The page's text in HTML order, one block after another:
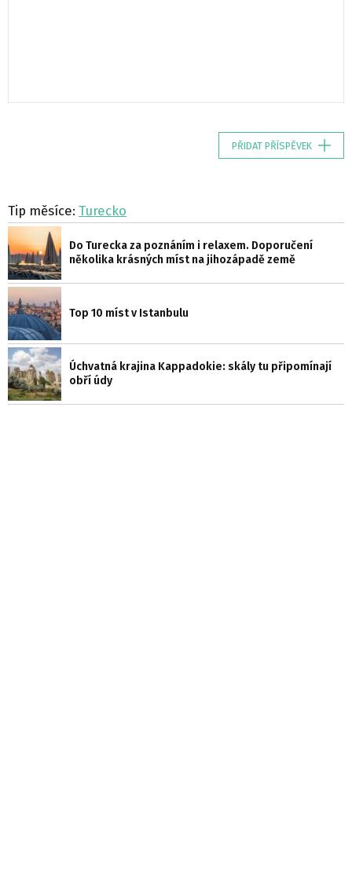
PŘIDAT PŘÍSPĚVEK
Tip měsíce: Turecko
Do Turecka za poznáním i relaxem. Doporučení
několika krásných míst na jihozápadě země
Top 10 míst v Istanbulu
Úchvatná krajina Kappadokie: skály tu připomínají
obří údy